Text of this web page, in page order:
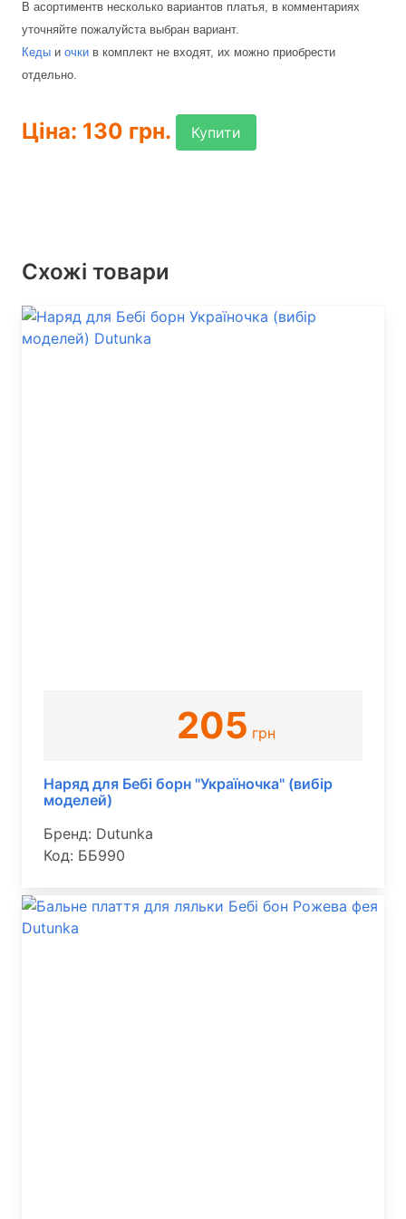
В асортиментв несколько вариантов платья, в комментариях
уточняйте пожалуйста выбран вариант.
Кеды и очки в комплект не входят, их можно приобрести
отдельно.
Ціна: 130 грн. Купити
Схожі товари
205 грн
Наряд для Бебі борн "Україночка" (вибір
моделей)
Бренд: Dutunka
Код: ББ990